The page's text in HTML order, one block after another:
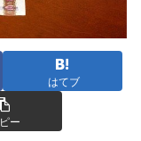
はてブ
ー